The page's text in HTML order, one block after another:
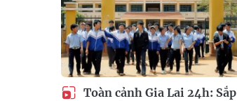
Toàn cảnh Gia Lai 24h: Sắp